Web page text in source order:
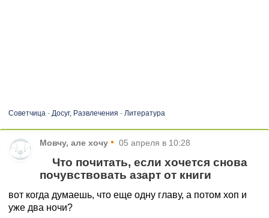
Советчица- Досуг, Развлечения - Литература
Мовчу, але хочу • 05 апреля в 10:28
Что почитать, если хочется снова
почувствовать азарт от книги
вот когда думаешь, что еще одну главу, а потом хоп и
уже два ночи?